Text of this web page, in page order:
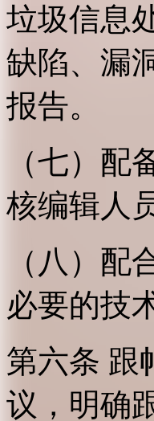
垃圾信息
缺陷、漏
报告。
（七）
核编辑人
（八）
必要的技
第六条 跟
议，明确